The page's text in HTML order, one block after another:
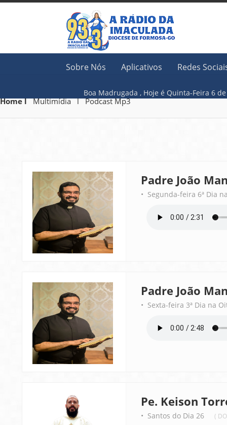
Sobre Nós Aplicativos Redes
Boa Madrugada , Hoje é Quinta-
Home lMultimídia l Podcast Mp3
Padre João
• Segunda-feira 6ª Dia
Padre João
• Sexta-feira 3ª Dia na
Pe. Keison
• Santos do Dia 26 (